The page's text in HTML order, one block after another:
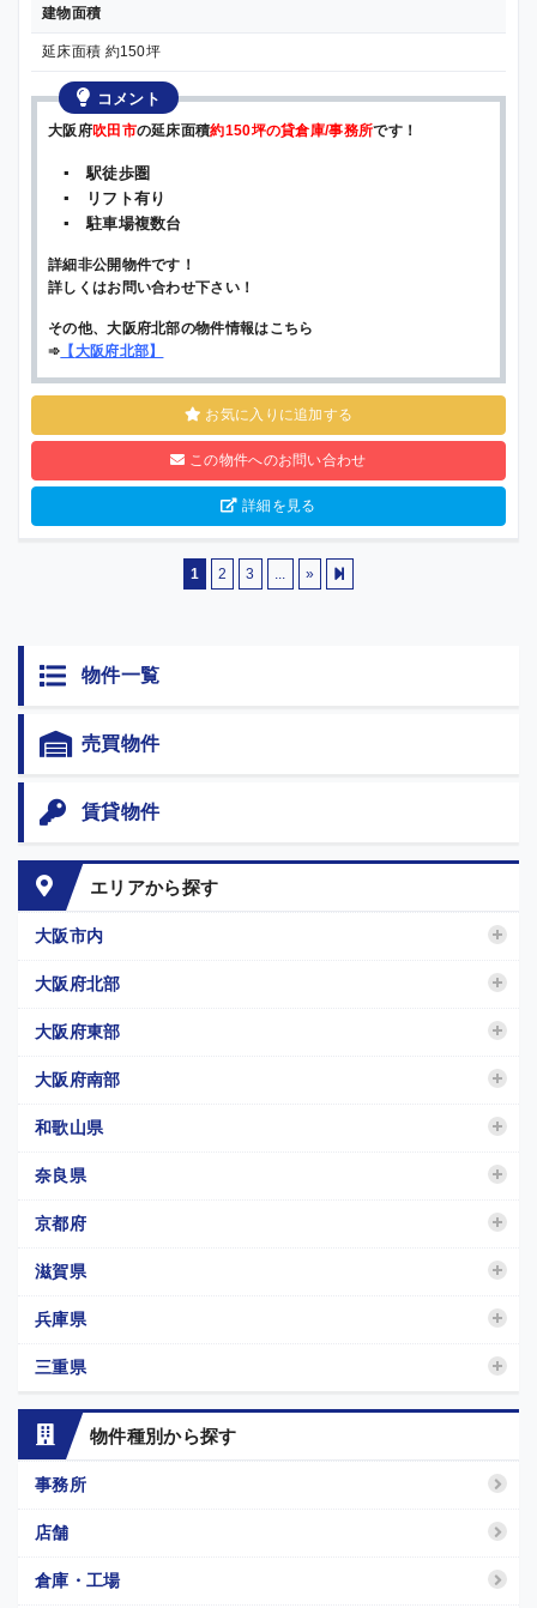
建物面積
延床面積 約150坪
コメント
大阪府吹田市の延床面積約150坪の貸倉庫/事務所です！
▪ 駅徒歩圏
▪ リフト有り
▪ 駐車場複数台
詳細非公開物件です！
詳しくはお問い合わせ下さい！
その他、大阪府北部の物件情報はこちら
➾ 【大阪府北部】
お気に入りに追加する
この物件へのお問い合わせ
詳細を見る
1 2 3 ... »
物件一覧
売買物件
賃貸物件
エリアから探す
大阪市内
大阪府北部
大阪府東部
大阪府南部
和歌山県
奈良県
京都府
滋賀県
兵庫県
三重県
物件種別から探す
事務所
店舗
倉庫・工場